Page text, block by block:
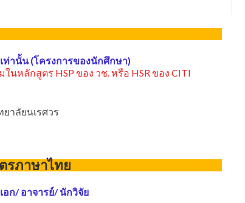
านั้น (โครงการของนักศึกษา)
หลักสูตร HSP ของ วช. หรือ HSR ของ CITI
าลัยนเรศวร
รภาษาไทย
ก/ อาจารย์/ นักวิจัย